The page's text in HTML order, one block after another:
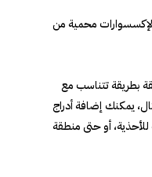
محمية من
بطريقة تتناسب مع
يمكنك إضافة أدراج
أو حتى منطقة